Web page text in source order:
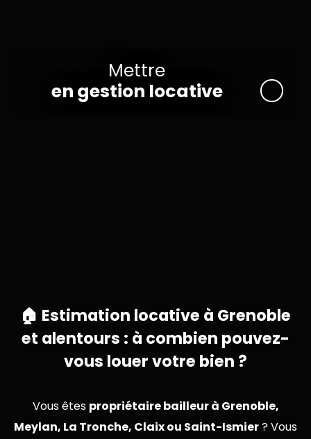
Mettre
en gestion locative
🏠 Estimation locative à Grenoble
et alentours : à combien pouvez-
vous louer votre bien ?
Vous êtes propriétaire bailleur à Grenoble,
Meylan, La Tronche, Claix ou Saint-Ismier? Vous